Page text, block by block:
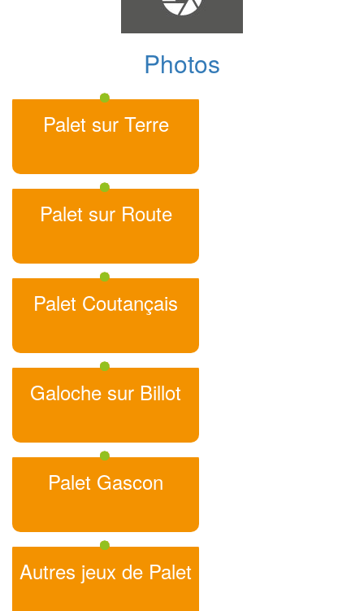
Photos
Palet sur Terre
Palet sur Route
Palet Coutançais
Galoche sur Billot
Palet Gascon
Autres jeux de Palet